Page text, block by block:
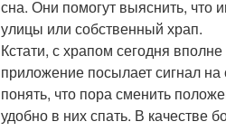
сна. Они помогут выяснить, что
улицы или собственный храп.
Кстати, с храпом сегодня
приложение посылает сигнал
понять, что пора сменить
удобно в них спать. В качестве